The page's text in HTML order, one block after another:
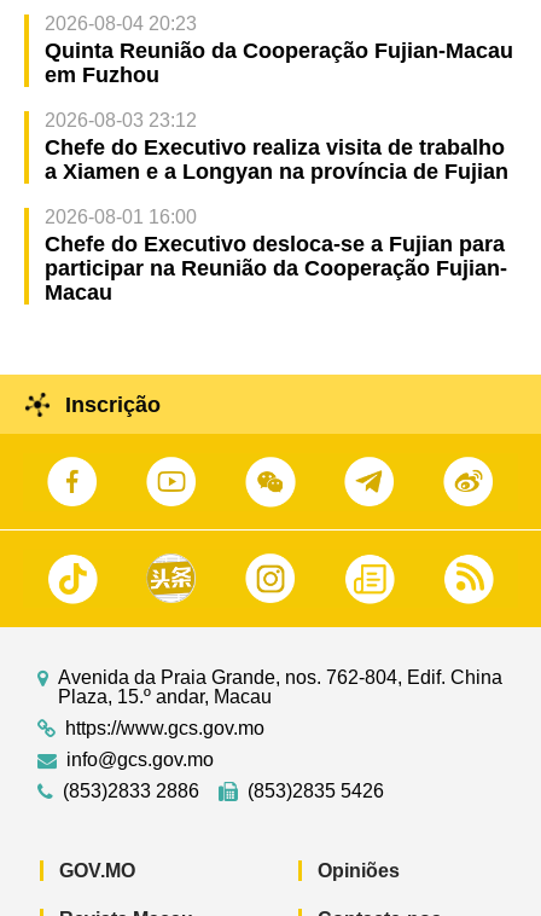
2026-08-04 20:23
Quinta Reunião da Cooperação Fujian-Macau
em Fuzhou
2026-08-03 23:12
Chefe do Executivo realiza visita de trabalho
a Xiamen e a Longyan na província de Fujian
2026-08-01 16:00
Chefe do Executivo desloca-se a Fujian para
participar na Reunião da Cooperação Fujian-
Macau
Inscrição
Avenida da Praia Grande, nos. 762-804, Edif. China
Plaza, 15.º andar, Macau
https://www.gcs.gov.mo
info@gcs.gov.mo
(853)2833 2886
(853)2835 5426
GOV.MO Opiniões